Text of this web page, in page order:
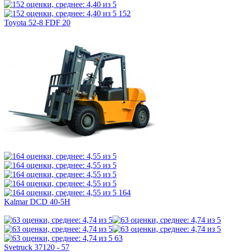
152
Toyota 52-8 FDF 20
164
Kalmar DCD 40-5H
63
Svetruck 37120 - 57